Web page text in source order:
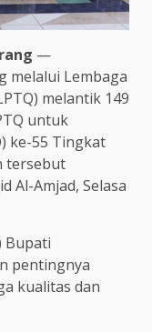
—
melalui Lembaga
melantik 149
untuk
ke-55 Tingkat
tersebut
Al-Amjad, Selasa
Bupati
pentingnya
kualitas dan